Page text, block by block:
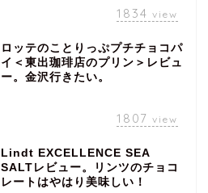
1834 view
ロッテのことりっぷプチチョコパ
イ＜東出珈琲店のプリン＞レビュ
ー。金沢行きたい。
1807 view
Lindt EXCELLENCE SEA
SALTレビュー。リンツのチョコ
レートはやはり美味しい！